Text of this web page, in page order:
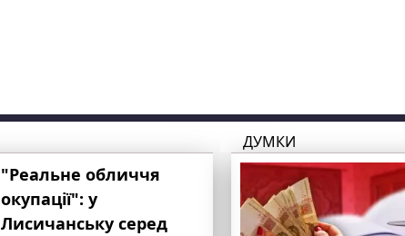
"Реальне обличчя
окупації": у
Лисичанську серед
ДУМКИ